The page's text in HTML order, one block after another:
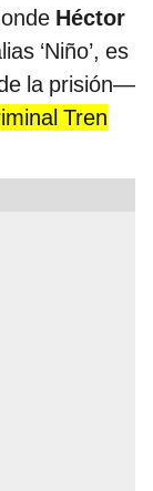
Héctor
‘Niño’, es
la prisión—
Tren